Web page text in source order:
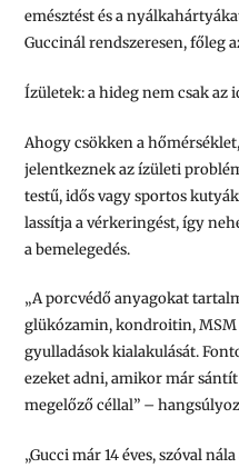
emésztést és a
Guccinál rendszeresen, főleg
Ízületek: a hideg nem csak az
Ahogy csökken a
jelentkeznek az ízületi
testű, idős vagy sportos
lassítja a vérkeringést, így
a bemelegedés.
„A porcvédő anyagokat
glükózamin, kondroitin,
gyulladások kialakulását.
ezeket adni, amikor már
megelőző céllal” –
„Gucci már 14 éves, szóval